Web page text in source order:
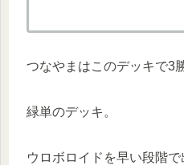
つなやまはこのデッキで3勝
緑単のデッキ。
ウロボロイドを早い段階で